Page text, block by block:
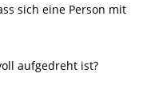
sich eine Person mit
aufgedreht ist?